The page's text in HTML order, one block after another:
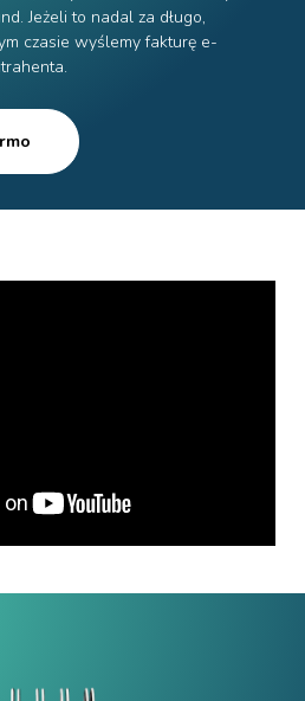
Jeżeli to nadal za długo,
czasie wyślemy fakturę e-